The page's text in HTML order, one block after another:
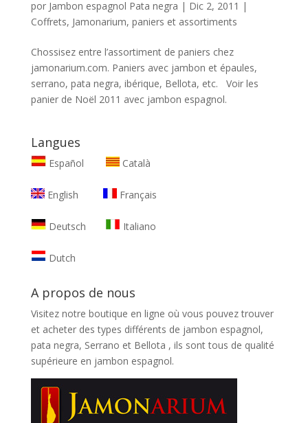
por Jambon espagnol Pata negra | Dic 2, 2011 |
Coffrets, Jamonarium, paniers et assortiments
Chossisez entre l’assortiment de paniers chez
jamonarium.com. Paniers avec jambon et épaules,
serrano, pata negra, ibérique, Bellota, etc. Voir les
panier de Noël 2011 avec jambon espagnol.
Langues
Español Català
English Français
Deutsch Italiano
Dutch
A propos de nous
Visitez notre boutique en ligne où vous pouvez trouver
et acheter des types différents de jambon espagnol,
pata negra, Serrano et Bellota , ils sont tous de qualité
supérieure en jambon espagnol.